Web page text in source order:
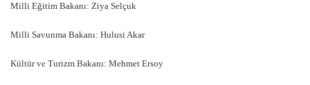
Milli Eğitim Bakanı: Ziya Selçuk
Milli Savunma Bakanı: Hulusi Akar
Kültür ve Turizm Bakanı: Mehmet Ersoy